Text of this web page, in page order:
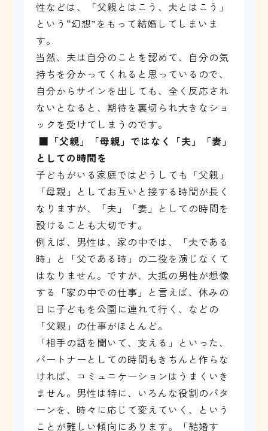
性などは、「父親とはこう、夫とはこう」
という“幻想”をもって結婚してしまいま
す。
当然、夫は自分のことを認めて、自分の気
持ちを分かってくれると思っているので、
自分からサインを出しても、全く反応され
ないとなると、期待を裏切られ大きなショ
ックを受けてしまうのです。
■ 「父親」「母親」ではなく「夫」「妻」
としての時間を
子どもがいる家庭ではどうしても「父親」
「母親」としてお互いと接する時間が長く
なりますが、「夫」「妻」としての時間を
設けることも大切です。
例えば、男性は、家の中では、「夫である
時」と「父である時」の二役を演じなくて
はなりません。ですが、大抵の男性が想像
する「家の中での仕事」と言えば、休みの
日に子どもを公園に連れて行く、などの
「父親」の仕事がほとんど。
「相手の話を聞いて、支える」といった、
パートナーとしての時間もきちんと作らな
ければ、コミュニケーションはうまくいき
ません。男性は特に、いろんな役割のパタ
ーンを、時々に応じて変えていく、という
ことが難しい傾向にあります。「結婚す